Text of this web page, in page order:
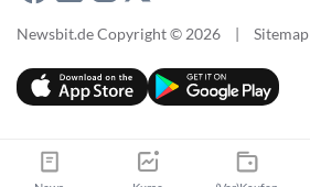
Newsbit.de Copyright © 2026 | Sitemap